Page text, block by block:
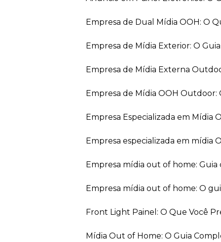
Empresa de Dual Mídia OOH: O
Empresa de Mídia Exterior: O
Empresa de Mídia Externa
Empresa de Mídia OOH
Empresa Especializada em
Empresa especializada em mídia
Empresa mídia out of home:
Empresa mídia out of home: O
Front Light Painel: O Que Você
Mídia Out of Home: O Guia